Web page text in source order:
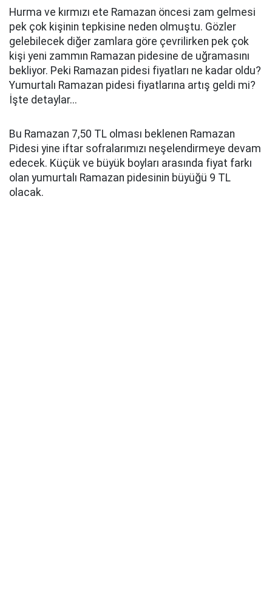
Hurma ve kırmızı ete Ramazan öncesi zam gelmesi
pek çok kişinin tepkisine neden olmuştu. Gözler
gelebilecek diğer zamlara göre çevrilirken pek çok
kişi yeni zammın Ramazan pidesine de uğramasını
bekliyor. Peki Ramazan pidesi fiyatları ne kadar oldu?
Yumurtalı Ramazan pidesi fiyatlarına artış geldi mi?
İşte detaylar...
Bu Ramazan 7,50 TL olması beklenen Ramazan
Pidesi yine iftar sofralarımızı neşelendirmeye devam
edecek. Küçük ve büyük boyları arasında fiyat farkı
olan yumurtalı Ramazan pidesinin büyüğü 9 TL
olacak.